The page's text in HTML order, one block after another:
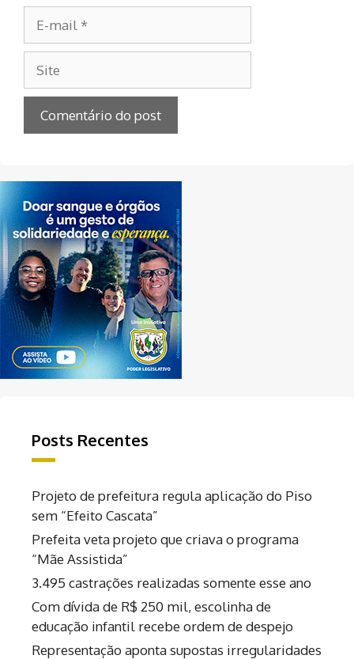
mail
Posts Recentes
Projeto de prefeitura regula aplicação do Piso
sem “Efeito Cascata”
Prefeita veta projeto que criava o programa
“Mãe Assistida”
3.495 castrações realizadas somente esse ano
Com dívida de R$ 250 mil, escolinha de
educação infantil recebe ordem de despejo
Representação aponta supostas irregularidades